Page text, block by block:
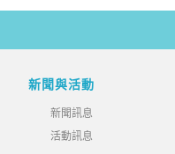
新聞與活動
新聞訊息
活動訊息